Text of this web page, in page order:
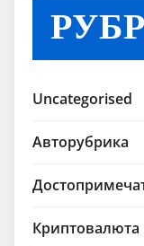
Uncategorised
Авторубрика
Криптовалюта